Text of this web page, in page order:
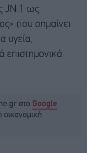
JN.1 ως
που σημαίνει
υγεία,
επιστημονικά
στο Google
οικονομική